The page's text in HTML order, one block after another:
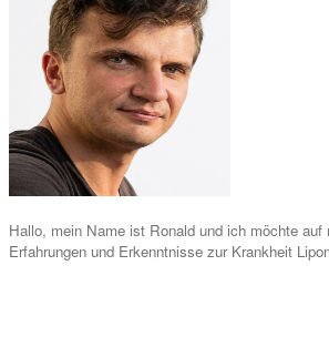
Hallo, mein Name ist Ronald und ich möchte auf
Erfahrungen und Erkenntnisse zur Krankheit